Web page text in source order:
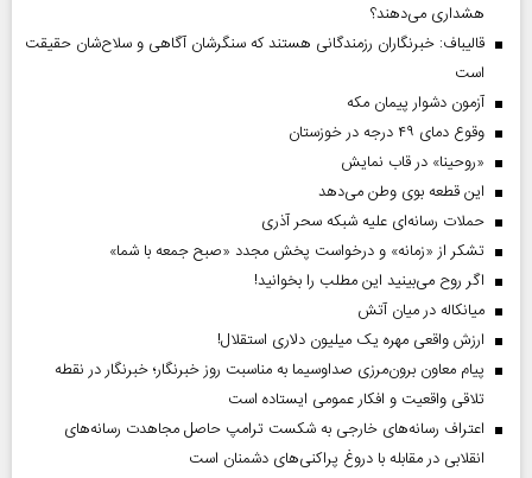
هشداری می‌دهند؟
قالیباف: خبرنگاران رزمندگانی هستند که سنگرشان آگاهی و سلاح‌شان حقیقت
است
آزمون دشوار پیمان مکه
وقوع دمای ۴۹ درجه در خوزستان
«روحینا» در قاب نمایش
این قطعه بوی وطن می‌دهد
حملات رسانه‌ای علیه شبکه سحر آذری
تشکر از «زمانه» و درخواست پخش مجدد «صبح جمعه با شما»
اگر روح می‌بینید این مطلب را بخوانید!
میانکاله در میان آتش
ارزش واقعی مهره یک میلیون دلاری استقلال!
پیام معاون برون‌مرزی صداوسیما به مناسبت روز خبرنگار؛ خبرنگار در نقطه
تلاقی واقعیت و افکار عمومی ایستاده است
اعتراف رسانه‌های خارجی به شکست ترامپ حاصل مجاهدت رسانه‌های
انقلابی در مقابله با دروغ پراکنی‌های دشمنان است